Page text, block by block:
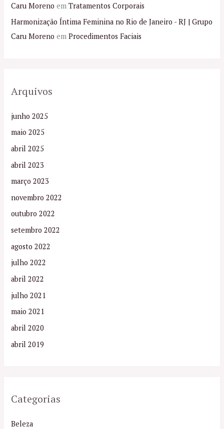
Caru Moreno emTratamentos Corporais
Harmonização Íntima Feminina no Rio de Janeiro - RJ | Grupo
Caru Moreno emProcedimentos Faciais
Arquivos
junho 2025
maio 2025
abril 2025
abril 2023
março 2023
novembro 2022
outubro 2022
setembro 2022
agosto 2022
julho 2022
abril 2022
julho 2021
maio 2021
abril 2020
abril 2019
Categorias
Beleza